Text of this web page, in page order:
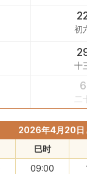
初
十
6
二
2026年4月20日
巳时
09:00